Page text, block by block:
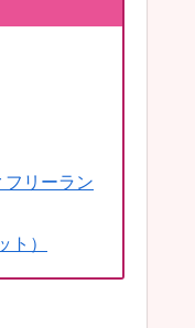
フリーラン
ト）